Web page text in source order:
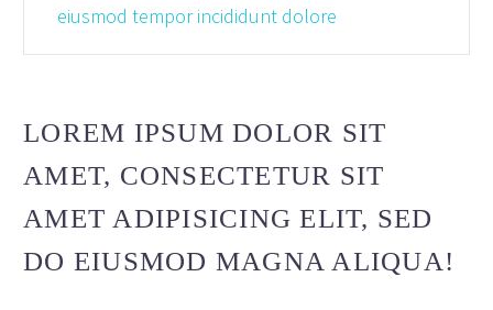
eiusmod tempor incididunt dolore
LOREM IPSUM DOLOR SIT
AMET, CONSECTETUR SIT
AMET ADIPISICING ELIT, SED
DO EIUSMOD MAGNA ALIQUA!